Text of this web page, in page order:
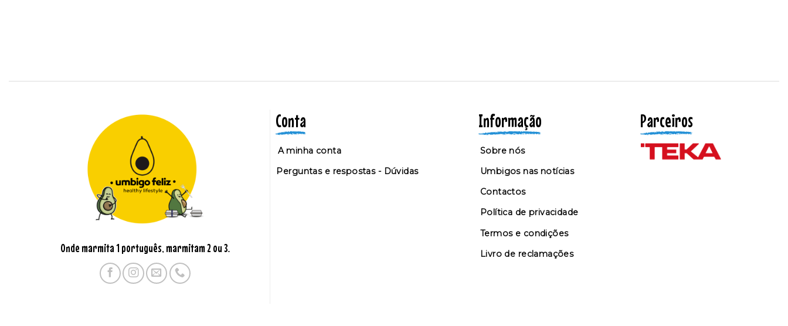
Onde marmita 1 português, marmitam 2 ou 3.
Conta
A minha conta
Perguntas e respostas - Dúvidas
Informação
Sobre nós
Umbigos nas notícias
Contactos
Política de privacidade
Termos e condições
Livro de reclamações
Parceiros